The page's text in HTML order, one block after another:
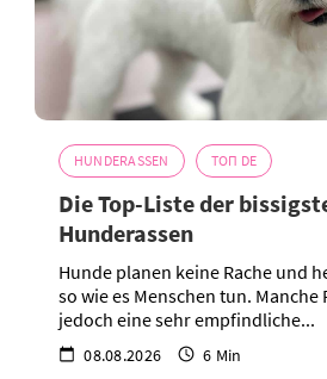
HUNDERASSEN ТОП DE
Die Top-Liste der
Hunderassen
Hunde planen keine Rache und
so wie es Menschen tun. Manche
jedoch eine sehr empfindliche...
08.08.2026 6 Min